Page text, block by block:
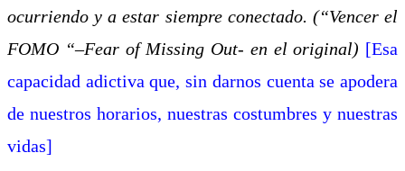
ocurriendo y a estar siempre conectado. (“Vencer el
FOMO “–Fear of Missing Out- en el original) [Esa
capacidad adictiva que, sin darnos cuenta se apodera
de nuestros horarios, nuestras costumbres y nuestras
vidas]